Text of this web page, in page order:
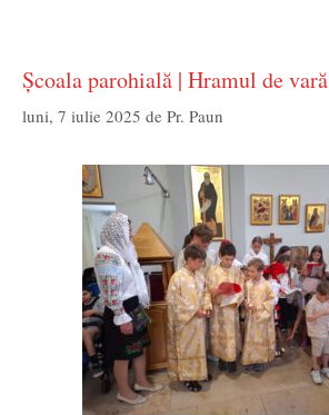
Școala parohială | Hramul de vară
luni, 7 iulie 2025 de Pr. Paun